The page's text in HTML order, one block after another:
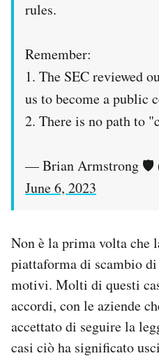
rules.
Remember:
1. The SEC reviewed
us to become a public
2. There is no path to
— Brian Armstrong 🛡️
June 6, 2023
Non è la prima volta che
piattaforma di scambio
motivi. Molti di questi
accordi, con le aziende
accettato di seguire la
casi ciò ha significato